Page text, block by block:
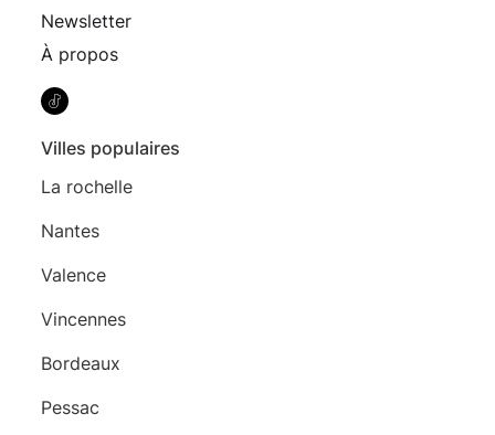
Newsletter
À propos
Villes populaires
La rochelle
Nantes
Valence
Vincennes
Bordeaux
Pessac